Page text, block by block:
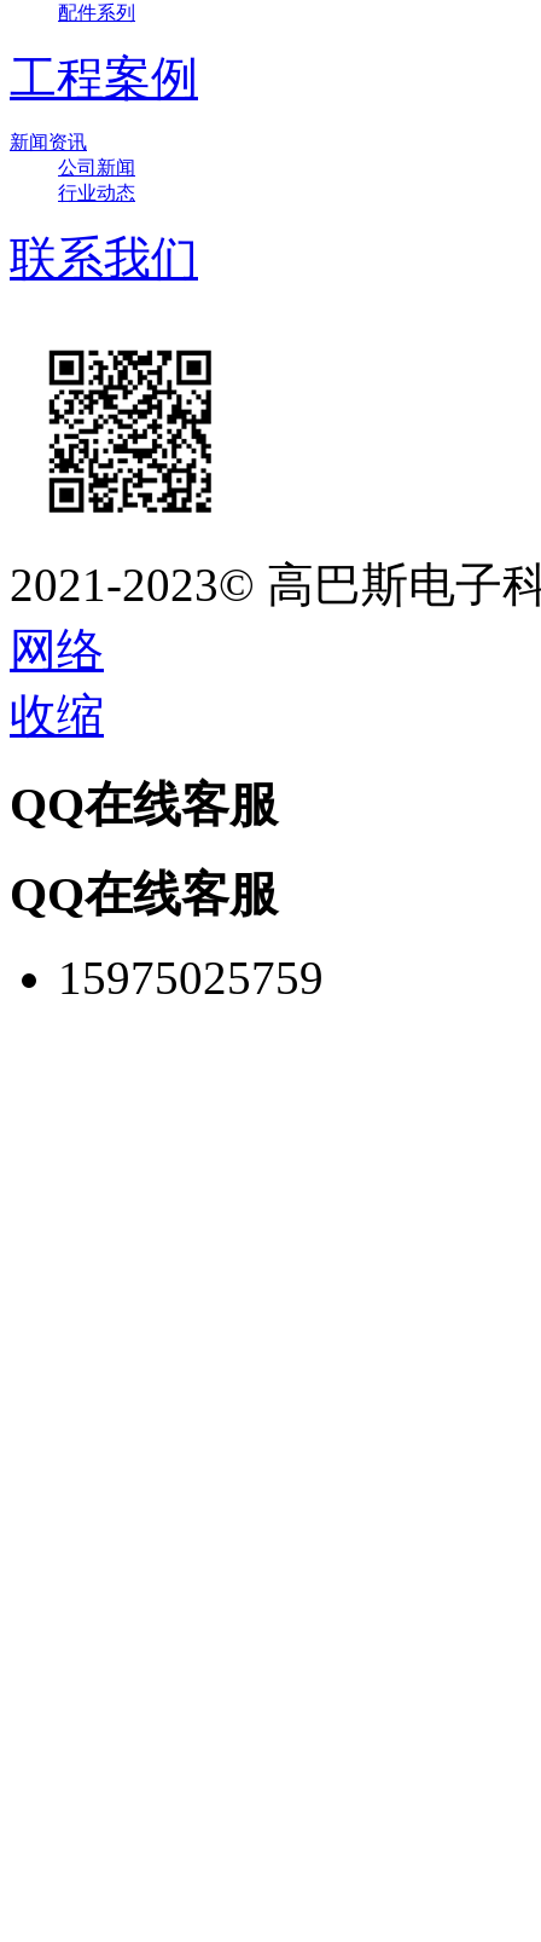
配件系列
工程案例
新闻资讯
公司新闻
行业动态
联系我们
2021-2023© 高巴斯电子
网络
收缩
QQ在线客服
QQ在线客服
15975025759